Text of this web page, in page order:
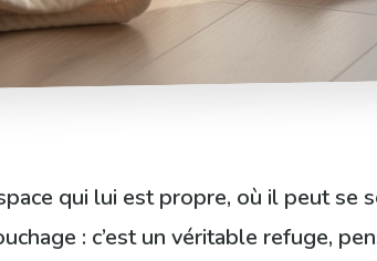
qui lui est propre, où il peut se
: c’est un véritable refuge,